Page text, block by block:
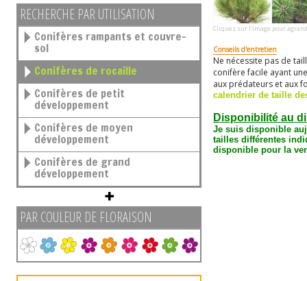
RECHERCHE PAR UTILISATION
Conifères rampants et couvre-
sol
Conifères de rocaille
Conifères de petit
développement
Conifères de moyen
développement
Conifères de grand
développement
PAR COULEUR DE FLORAISON
Cliquez sur l'image pour
Conseils d'entretien
Ne nécessite pas de
conifère facile ayant
aux prédateurs et aux
calendrier de taille
Disponibilité au
Je suis disponible
tailles différentes
disponible pour la